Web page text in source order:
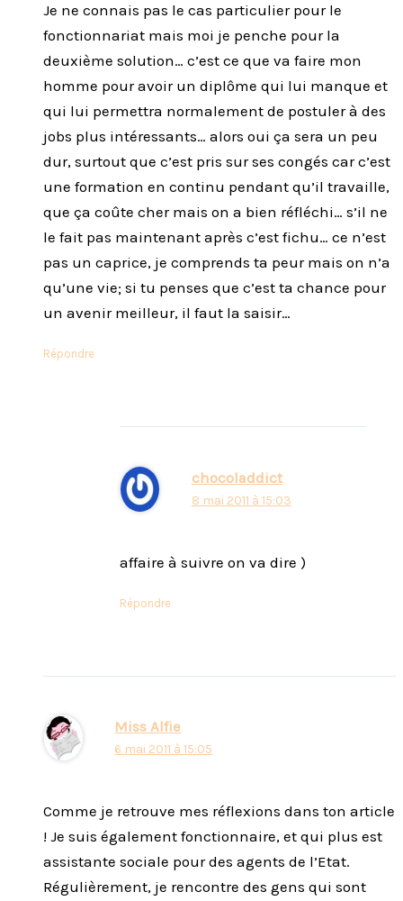
Je ne connais pas le cas particulier pour le
fonctionnariat mais moi je penche pour la
deuxième solution… c’est ce que va faire mon
homme pour avoir un diplôme qui lui manque et
qui lui permettra normalement de postuler à des
jobs plus intéressants… alors oui ça sera un peu
dur, surtout que c’est pris sur ses congés car c’est
une formation en continu pendant qu’il travaille,
que ça coûte cher mais on a bien réfléchi… s’il ne
le fait pas maintenant après c’est fichu… ce n’est
pas un caprice, je comprends ta peur mais on n’a
qu’une vie; si tu penses que c’est ta chance pour
un avenir meilleur, il faut la saisir…
Répondre
chocoladdict
8 mai 2011 à 15:03
affaire à suivre on va dire )
Répondre
Miss Alfie
6 mai 2011 à 15:05
Comme je retrouve mes réflexions dans ton article
! Je suis également fonctionnaire, et qui plus est
assistante sociale pour des agents de l’Etat.
Régulièrement, je rencontre des gens qui sont